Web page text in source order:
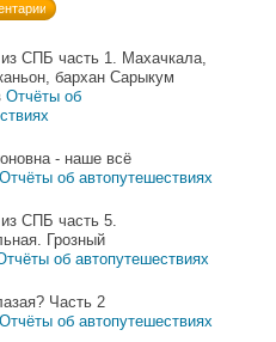
из СПБ часть 1. Махачкала,
бархан Сарыкум
Отчёты об
- наше всё
Отчёты об автопутешествиях
СПБ часть 5.
Грозный
об автопутешествиях
Часть 2
Отчёты об автопутешествиях